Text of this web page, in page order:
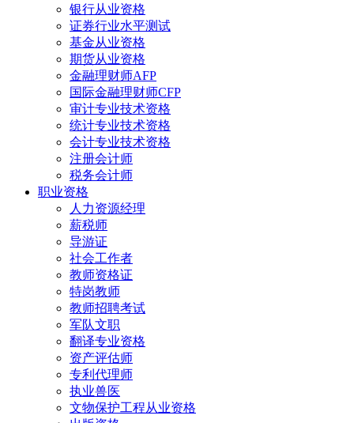
银行从业资格
证券行业水平测试
基金从业资格
期货从业资格
金融理财师AFP
国际金融理财师CFP
审计专业技术资格
统计专业技术资格
会计专业技术资格
注册会计师
税务会计师
职业资格
人力资源经理
薪税师
导游证
社会工作者
教师资格证
特岗教师
教师招聘考试
军队文职
翻译专业资格
资产评估师
专利代理师
执业兽医
文物保护工程从业资格